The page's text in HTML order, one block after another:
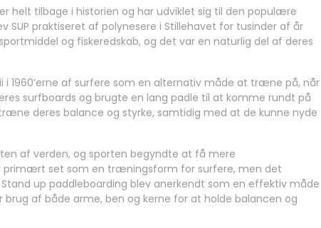
helt tilbage i historien og har udviklet sig til den populære
SUP praktiseret af polynesere i Stillehavet for tusinder af år
og fiskeredskab, og det var en naturlig del af deres
i 1960’erne af surfere som en alternativ måde at træne på, når
surfboards og brugte en lang padle til at komme rundt på
deres balance og styrke, samtidig med at de kunne nyde
af verden, og sporten begyndte at få mere
primært set som en træningsform for surfere, men det
up paddleboarding blev anerkendt som en effektiv måde
af både arme, ben og kerne for at holde balancen og